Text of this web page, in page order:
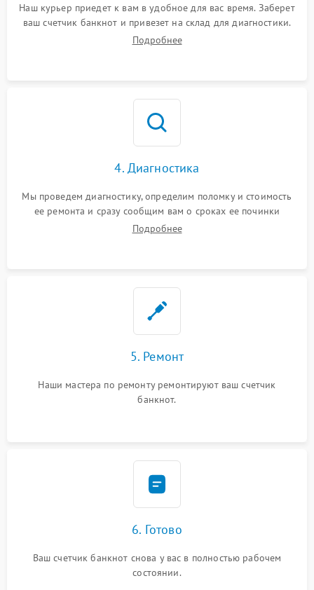
Наш курьер приедет к вам в удобное для вас время. Заберет
ваш счетчик банкнот и привезет на склад для диагностики.
Подробнее
4. Диагностика
Мы проведем диагностику, определим поломку и стоимость
ее ремонта и сразу сообщим вам о сроках ее починки
Подробнее
5. Ремонт
Наши мастера по ремонту ремонтируют ваш счетчик
банкнот.
6. Готово
Ваш счетчик банкнот снова у вас в полностью рабочем
состоянии.